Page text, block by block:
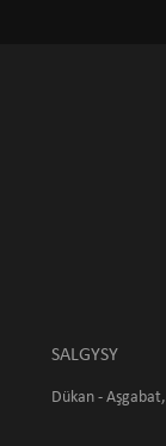
SALGYSY
Dükan -